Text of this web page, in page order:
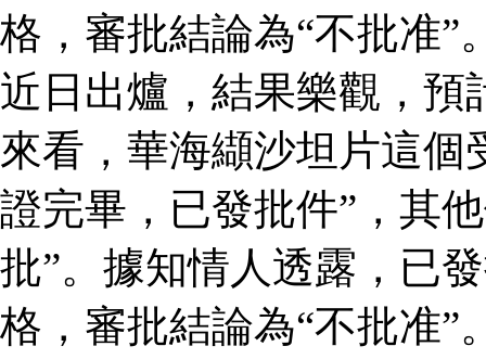
格，審批結論為“不批准”
近日出爐，結果樂觀，預
來看，華海纈沙坦片這個
證完畢，已發批件”，其
批”。據知情人透露，已
格，審批結論為“不批准”